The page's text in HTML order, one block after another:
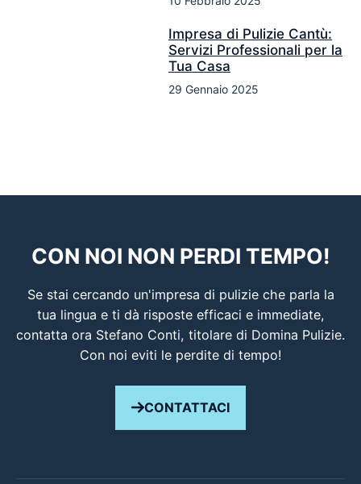
Impresa di Pulizie Cantù:
Servizi Professionali per la
Tua Casa
29 Gennaio 2025
CON NOI NON PERDI TEMPO!
Se stai cercando un'impresa di pulizie che parla la
tua lingua e ti dà risposte efficaci e immediate,
contatta ora Stefano Conti, titolare di Domina Pulizie.
Con noi eviti le perdite di tempo!
CONTATTACI